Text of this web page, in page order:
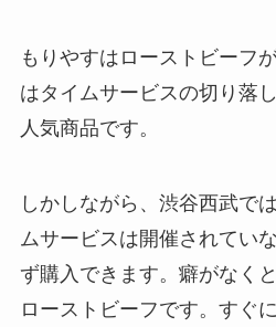
もりやすはローストビーフ
はタイムサービスの切り落
人気商品です。
しかしながら、渋谷西武で
ムサービスは開催されてい
ず購入できます。癖がなく
ローストビーフです。すぐ